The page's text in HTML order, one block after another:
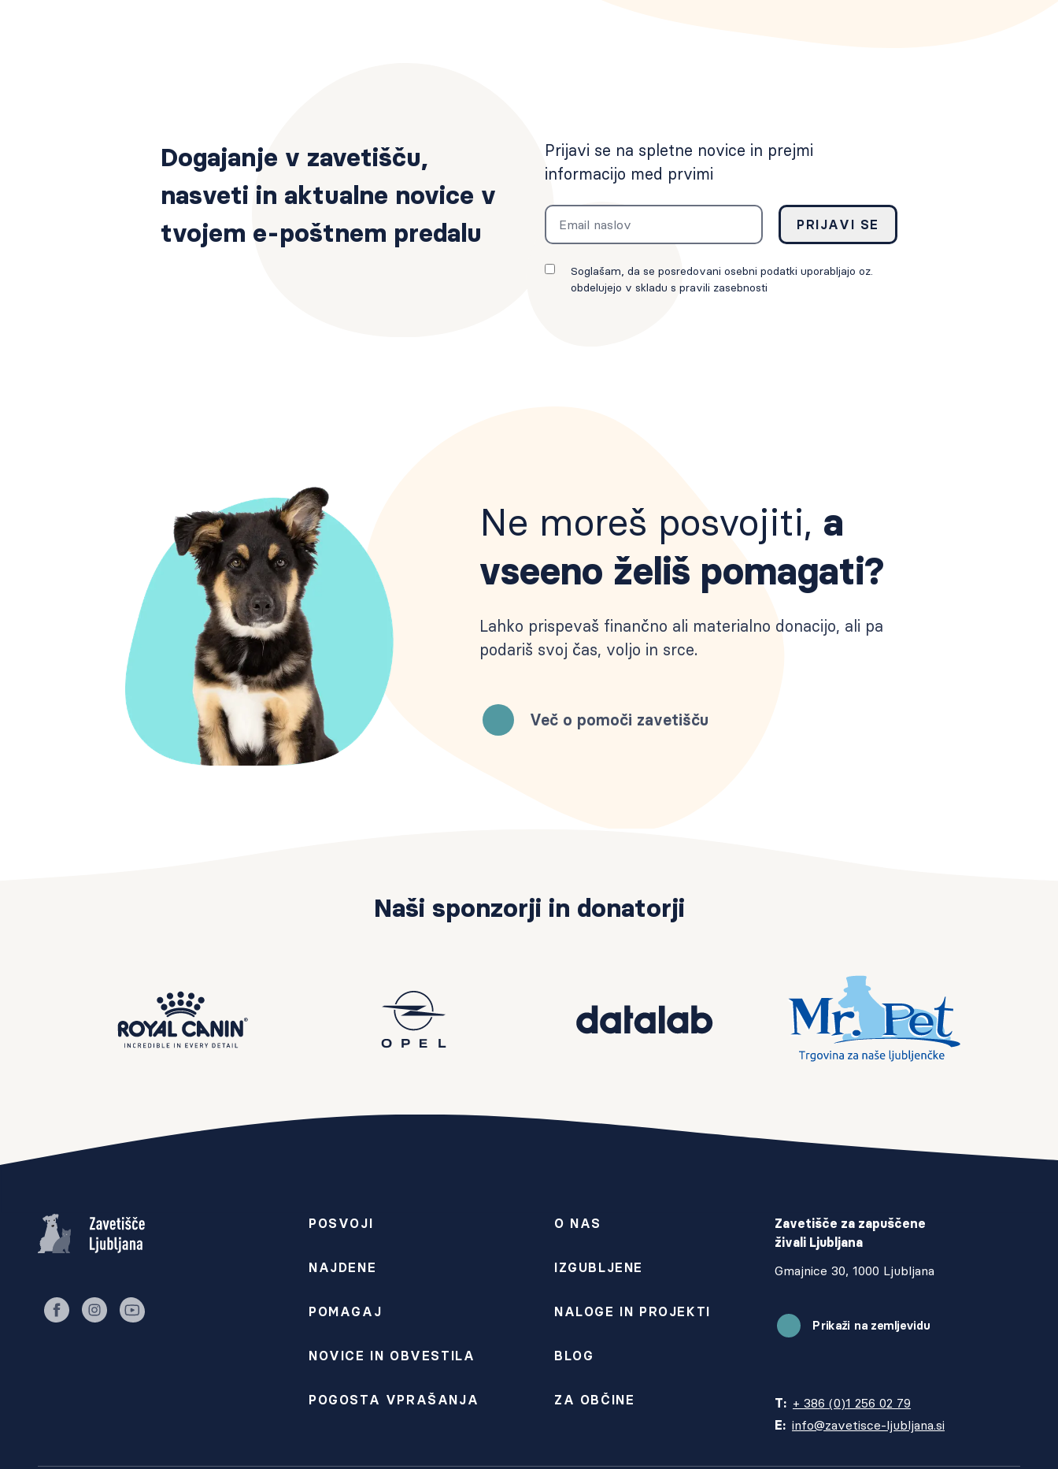
Dogajanje v zavetišču,
nasveti in aktualne novice v
tvojem e-poštnem predalu
Prijavi se na spletne novice in prejmi
informacijo med prvimi
Email
PRIJAVI SE
Soglašam, da se posredovani osebni podatki uporabljajo oz.
obdelujejo v skladu s pravili zasebnosti
Ne moreš posvojiti, a
vseeno želiš pomagati?
Lahko prispevaš finančno ali materialno donacijo, ali pa
podariš svoj čas, voljo in srce.
Več o pomoči zavetišču
Naši sponzorji in donatorji
POSVOJI O NAS
NAJDENE IZGUBLJENE
POMAGAJ NALOGE IN PROJEKTI
NOVICE IN OBVESTILA BLOG
POGOSTA VPRAŠANJA ZA OBČINE
Zavetišče za zapuščene
živali Ljubljana
Gmajnice 30, 1000 Ljubljana
Prikaži na zemljevidu
T: + 386 (0)1 256 02 79
E: info@zavetisce-ljubljana.si